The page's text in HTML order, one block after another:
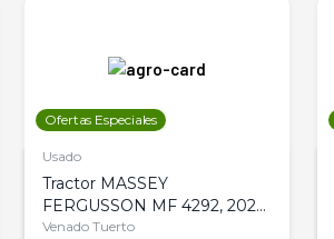
Ofertas Especiales
Usado
Tractor MASSEY
FERGUSSON MF 4292, 2020,
4WD, PATON
Venado Tuerto